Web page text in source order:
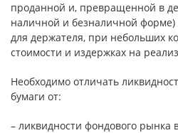
проданной и, превращенной в
наличной и безналичной
для держателя, при небольших
стоимости и издержках на
Необходимо отличать
бумаги от:
– ликвидности фондового рынка